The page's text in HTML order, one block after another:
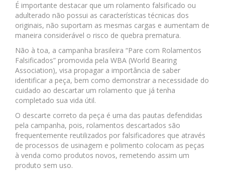
É importante destacar que um rolamento falsificado ou
adulterado não possui as características técnicas dos
originais, não suportam as mesmas cargas e aumentam de
maneira considerável o risco de quebra prematura.
Não à toa, a campanha brasileira “Pare com Rolamentos
Falsificados” promovida pela WBA (World Bearing
Association), visa propagar a importância de saber
identificar a peça, bem como demonstrar a necessidade do
cuidado ao descartar um rolamento que já tenha
completado sua vida útil.
O descarte correto da peça é uma das pautas defendidas
pela campanha, pois, rolamentos descartados são
frequentemente reutilizados por falsificadores que através
de processos de usinagem e polimento colocam as peças
à venda como produtos novos, remetendo assim um
produto sem uso.